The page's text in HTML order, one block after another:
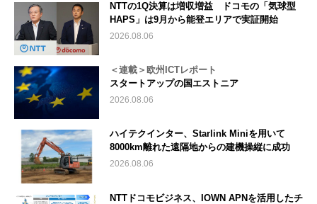
NTTの1Q決算は増収増益 ドコモの「気球型
HAPS」は9月から能登エリアで実証開始
2026.08.06
＜連載＞欧州ICTレポート
スタートアップの国エストニア
2026.08.06
ハイテクインター、Starlink Miniを用いて
8000km離れた遠隔地からの建機操縦に成功
2026.08.06
NTTドコモビジネス、IOWN APNを活用したチ